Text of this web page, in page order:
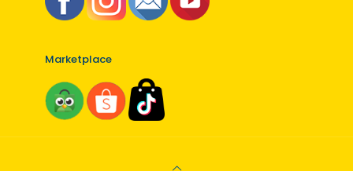
Marketplace